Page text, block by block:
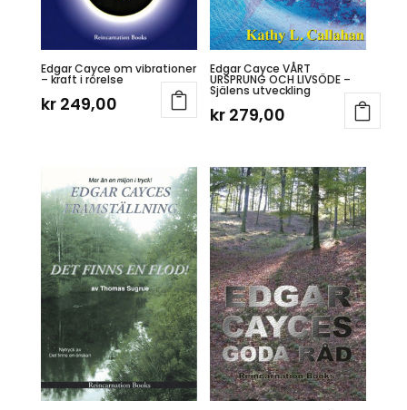
Edgar Cayce om vibrationer
– kraft i rörelse
kr249,00
Edgar Cayce VÅRT
URSPRUNG OCH LIVSÖDE –
Själens utveckling
kr 279,00